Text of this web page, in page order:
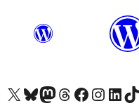
Visita nuestra cuenta de X (anteriormente Twitter)
Visita nuestra cuenta de Bluesky
Visita nuestra cuenta de Mastodon
Visita nuestra cuenta de Threads
Visita nuestra página de
Visita nuestraVisita nuestra
Visita